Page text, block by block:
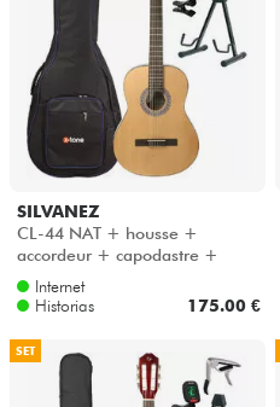
SILVANEZ
CL-44 NAT + housse +
accordeur + capodastre +
stand - Natural
Internet
Historias
175.00 €
SET